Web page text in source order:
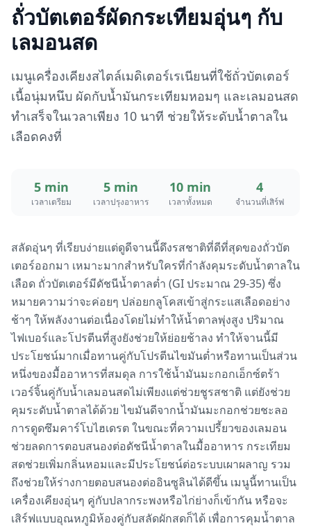
ถั่วบัตเตอร์ผัดกระเทียมอุ่นๆ กับ
เลมอนสด
เมนูเครื่องเคียงสไตล์เมดิเตอร์เรเนียนที่ใช้ถั่วบัตเตอร์
เนื้อนุ่มหนึบ ผัดกับน้ำมันกระเทียมหอมๆ และเลมอนสด
ทำเสร็จในเวลาเพียง 10 นาที ช่วยให้ระดับน้ำตาลใน
เลือดคงที่
5 min
เวลาเตรียม
5 min
เวลาปรุงอาหาร
10 min
เวลาทั้งหมด
4
จำนวนที่เสิร์ฟ
สลัดอุ่นๆ ที่เรียบง่ายแต่ดูดีจานนี้ดึงรสชาติที่ดีที่สุดของถั่วบัต
เตอร์ออกมา เหมาะมากสำหรับใครที่กำลังคุมระดับน้ำตาลใน
เลือด ถั่วบัตเตอร์มีดัชนีน้ำตาลต่ำ (GI ประมาณ 29-35) ซึ่ง
หมายความว่าจะค่อยๆ ปล่อยกลูโคสเข้าสู่กระแสเลือดอย่าง
ช้าๆ ให้พลังงานต่อเนื่องโดยไม่ทำให้น้ำตาลพุ่งสูง ปริมาณ
ไฟเบอร์และโปรตีนที่สูงยังช่วยให้ย่อยช้าลง ทำให้จานนี้มี
ประโยชน์มากเมื่อทานคู่กับโปรตีนไขมันต่ำหรือทานเป็นส่วน
หนึ่งของมื้ออาหารที่สมดุล การใช้น้ำมันมะกอกเอ็กซ์ตร้า
เวอร์จิ้นคู่กับน้ำเลมอนสดไม่เพียงแต่ช่วยชูรสชาติ แต่ยังช่วย
คุมระดับน้ำตาลได้ด้วย ไขมันดีจากน้ำมันมะกอกช่วยชะลอ
การดูดซึมคาร์โบไฮเดรต ในขณะที่ความเปรี้ยวของเลมอน
ช่วยลดการตอบสนองต่อดัชนีน้ำตาลในมื้ออาหาร กระเทียม
สดช่วยเพิ่มกลิ่นหอมและมีประโยชน์ต่อระบบเผาผลาญ รวม
ถึงช่วยให้ร่างกายตอบสนองต่ออินซูลินได้ดีขึ้น เมนูนี้ทานเป็น
เครื่องเคียงอุ่นๆ คู่กับปลากระพงหรือไก่ย่างก็เข้ากัน หรือจะ
เสิร์ฟแบบอุณหภูมิห้องคู่กับสลัดผักสดก็ได้ เพื่อการคุมน้ำตาล